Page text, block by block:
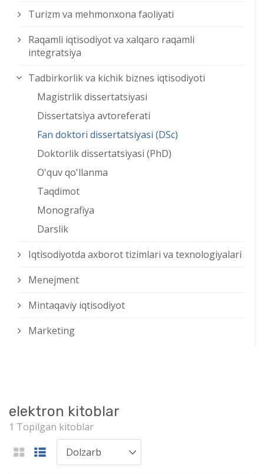
Turizm va mehmonxona faoliyati
Raqamli iqtisodiyot va xalqaro raqamli
integratsiya
Tadbirkorlik va kichik biznes iqtisodiyoti
Magistrlik dissertatsiyasi
Dissertatsiya avtoreferati
Fan doktori dissertatsiyasi (DSc)
Doktorlik dissertatsiyasi (PhD)
O'quv qo'llanma
Taqdimot
Monografiya
Darslik
Iqtisodiyotda axborot tizimlari va texnologiyalari
Menejment
Mintaqaviy iqtisodiyot
Marketing
elektron kitoblar
1 Topilgan kitoblar